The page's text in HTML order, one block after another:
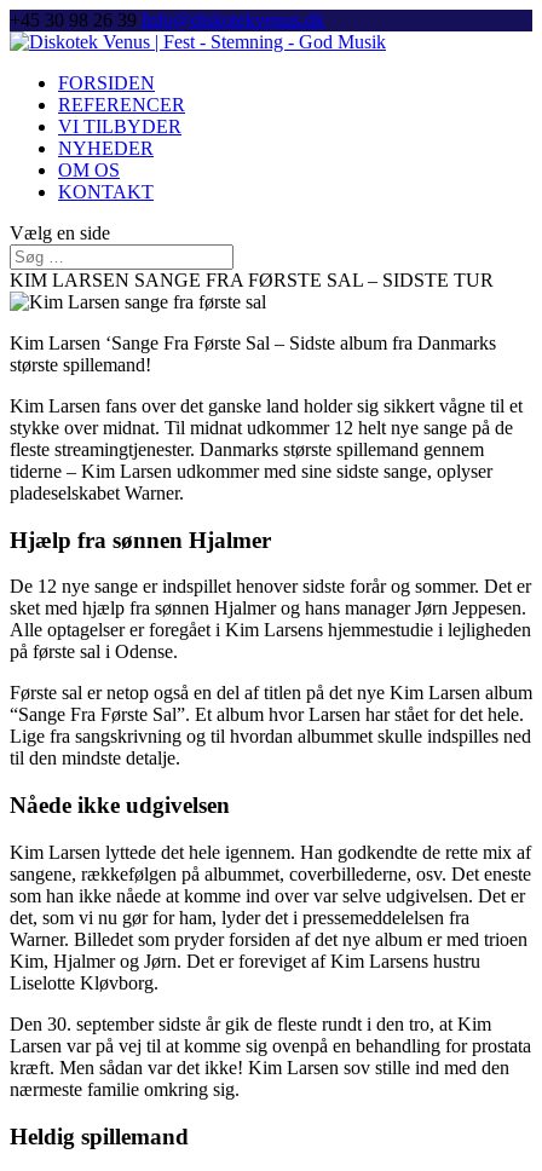
+45 30 98 26 39 Info@diskotekvenus.dk
FORSIDEN
REFERENCER
VI TILBYDER
NYHEDER
OM OS
KONTAKT
Vælg en side
KIM LARSEN SANGE FRA FØRSTE SAL – SIDSTE TUR
Kim Larsen ‘Sange Fra Første Sal – Sidste album fra Danmarks
største spillemand!
Kim Larsen fans over det ganske land holder sig sikkert vågne til et
stykke over midnat. Til midnat udkommer 12 helt nye sange på de
fleste streamingtjenester. Danmarks største spillemand gennem
tiderne – Kim Larsen udkommer med sine sidste sange, oplyser
pladeselskabet Warner.
Hjælp fra sønnen Hjalmer
De 12 nye sange er indspillet henover sidste forår og sommer. Det er
sket med hjælp fra sønnen Hjalmer og hans manager Jørn Jeppesen.
Alle optagelser er foregået i Kim Larsens hjemmestudie i lejligheden
på første sal i Odense.
Første sal er netop også en del af titlen på det nye Kim Larsen album
“Sange Fra Første Sal”. Et album hvor Larsen har stået for det hele.
Lige fra sangskrivning og til hvordan albummet skulle indspilles ned
til den mindste detalje.
Nåede ikke udgivelsen
Kim Larsen lyttede det hele igennem. Han godkendte de rette mix af
sangene, rækkefølgen på albummet, coverbillederne, osv. Det eneste
som han ikke nåede at komme ind over var selve udgivelsen. Det er
det, som vi nu gør for ham, lyder det i pressemeddelelsen fra
Warner. Billedet som pryder forsiden af det nye album er med trioen
Kim, Hjalmer og Jørn. Det er foreviget af Kim Larsens hustru
Liselotte Kløvborg.
Den 30. september sidste år gik de fleste rundt i den tro, at Kim
Larsen var på vej til at komme sig ovenpå en behandling for prostata
kræft. Men sådan var det ikke! Kim Larsen sov stille ind med den
nærmeste familie omkring sig.
Heldig spillemand